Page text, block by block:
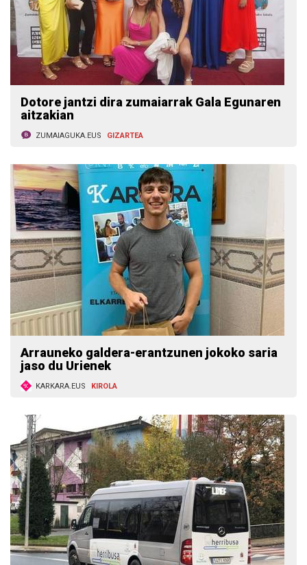
Dotore jantzi dira zumaiarrak Gala Egunaren
aitzakian
ZUMAIAGUKA.EUS GIZARTEA
Arrauneko galdera-erantzunen jokoko saria
jaso du Urienek
KARKARA.EUS KIROLA